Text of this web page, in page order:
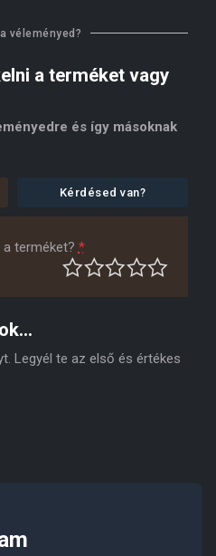
véleményed?
a terméket vagy
és így másoknak
Kérdésed van?
a terméket? *
Legyél te az első és értékes